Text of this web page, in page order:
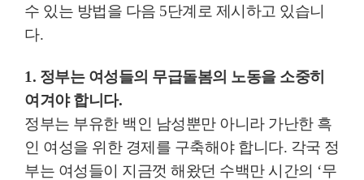
수 있는 방법을 다음 5단계로 제시하고 있습니
다.
1. 정부는 여성들의 무급돌봄의 노동을 소중히
여겨야 합니다.
정부는 부유한 백인 남성뿐만 아니라 가난한 흑
인 여성을 위한 경제를 구축해야 합니다. 각국 정
부는 여성들이 지금껏 해왔던 수백만 시간의 ‘무